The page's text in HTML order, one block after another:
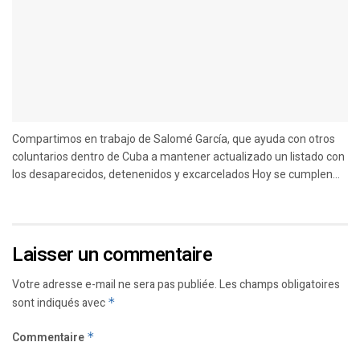
Compartimos en trabajo de Salomé García, que ayuda con otros
coluntarios dentro de Cuba a mantener actualizado un listado con
los desaparecidos, detenenidos y excarcelados Hoy se cumplen...
Laisser un commentaire
Votre adresse e-mail ne sera pas publiée.Les champs obligatoires
sont indiqués avec *
Commentaire *